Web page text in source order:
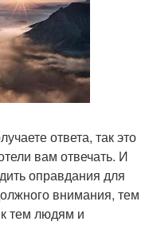
ответа, так это
вам отвечать. И
оправдания для
внимания, тем
тем людям и